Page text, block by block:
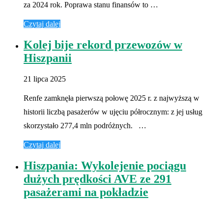
za 2024 rok. Poprawa stanu finansów to …
Czytaj dalej
Kolej bije rekord przewozów w
Hiszpanii
21 lipca 2025
Renfe zamknęła pierwszą połowę 2025 r. z najwyższą w
historii liczbą pasażerów w ujęciu półrocznym: z jej usług
skorzystało 277,4 mln podróżnych. …
Czytaj dalej
Hiszpania: Wykolejenie pociągu
dużych prędkości AVE ze 291
pasażerami na pokładzie